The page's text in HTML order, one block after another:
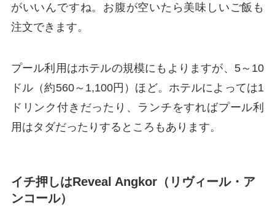
がいいんですね。お腹が空いたら美味しいご飯も
注文できます。
プール利用はホテルの規模にもよりますが、5～10
ドル（約560～1,100円）ほど。ホテルによっては1
ドリンク付きだったり、ランチをすればプール利
用はタダだったりするところもあります。
イチ押しはReveal Angkor（リヴィール・ア
ンコール）